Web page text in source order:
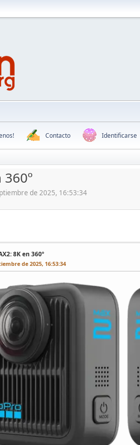
Contacto Identificarse
de 2025, 16:53:34
8K en 360º
de 2025, 16:53:34